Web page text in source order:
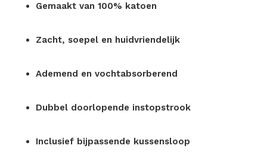
Gemaakt van 100% katoen
Zacht, soepel en huidvriendelijk
Ademend en vochtabsorberend
Dubbel doorlopende instopstrook
Inclusief bijpassende kussensloop